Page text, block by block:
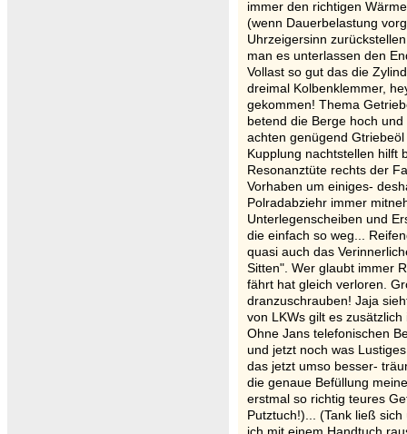
immer den richtigen
(wenn Dauerbelastung
Uhrzeigersinn
man es unterlassen den
Vollast so gut das die
dreimal Kolbenklemmer,
gekommen! Thema
betend die Berge hoch
achten genügend
Kupplung nachtstellen hilft
Resonanztüte rechts der
Vorhaben um einiges-
Polradabziehr immer
Unterlegenscheiben und
die einfach so weg...
quasi auch das
Sitten". Wer glaubt immer
fährt hat gleich verloren.
dranzuschrauben! Jaja
von LKWs gilt es
Ohne Jans telefonischen
und jetzt noch was
das jetzt umso besser-
die genaue Befüllung
erstmal so richtig teures
Putztuch!)... (Tank ließ